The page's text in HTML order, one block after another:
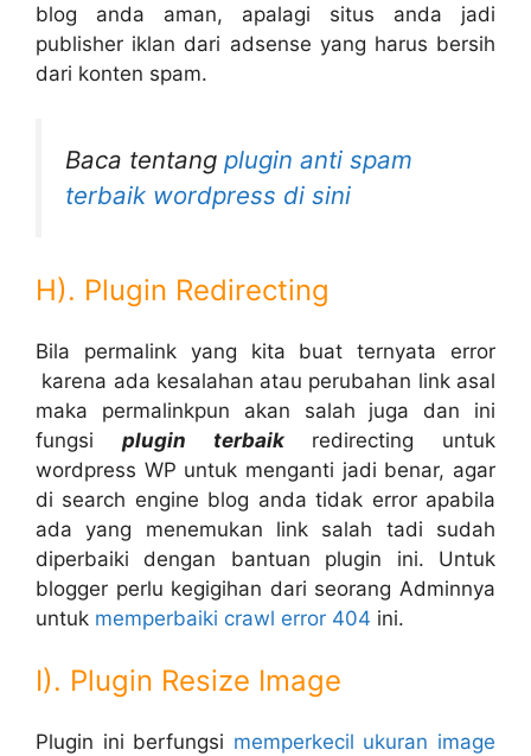
blog anda aman, apalagi situs anda jadi
publisher iklan dari adsense yang harus bersih
dari konten spam.
Baca tentang plugin anti spam
terbaik wordpress di sini
H). Plugin Redirecting
Bila permalink yang kita buat ternyata error
karena ada kesalahan atau perubahan link asal
maka permalinkpun akan salah juga dan ini
fungsi plugin terbaik redirecting untuk
wordpress WP untuk menganti jadi benar, agar
di search engine blog anda tidak error apabila
ada yang menemukan link salah tadi sudah
diperbaiki dengan bantuan plugin ini. Untuk
blogger perlu kegigihan dari seorang Adminnya
untuk memperbaiki crawl error 404 ini.
I). Plugin Resize Image
Plugin ini berfungsi memperkecil ukuran image